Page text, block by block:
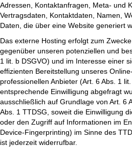
Adressen, Kontaktanfragen, Meta- und
Vertragsdaten, Kontaktdaten, Namen,
Daten, die über eine Website generiert
Das externe Hosting erfolgt zum
gegenüber unseren potenziellen und
1 lit. b DSGVO) und im Interesse einer
effizienten Bereitstellung unseres
professionellen Anbieter (Art. 6 Abs. 1
entsprechende Einwilligung abgefragt
ausschließlich auf Grundlage von Art. 6
Abs. 1 TTDSG, soweit die Einwilligung
oder den Zugriff auf Informationen im
Device-Fingerprinting) im Sinne des
ist jederzeit widerrufbar.